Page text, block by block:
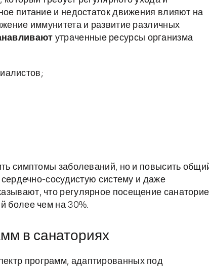
питание и недостаток движения влияют на
иммунитета и развитие различных
утраченные ресурсы организма
симптомы заболеваний, но и повысить
сердечно-сосудистую систему и даже
что регулярное посещение
более чем на 30%.
в санаториях
программ, адаптированных под